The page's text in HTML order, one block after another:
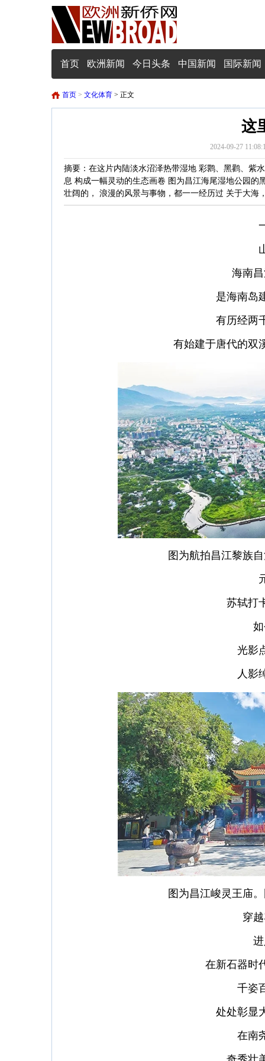
首页 欧洲新闻 今日头条 中国新闻 国际新闻
首页 > 文化体育 > 正文
这
2024-09-27
摘要：在这片内陆淡水沼泽热带湿地 彩鹮、黑鹳、
息 构成一幅灵动的生态画卷 图为昌江海尾湿地公园
壮阔的， 浪漫的风景与事物，都一一经历过 关于大
海南
是海南岛
有历经两
有始建于唐代的双
图为航拍昌江黎族
苏轼打
光影
人影
图为昌江峻灵王庙
穿
在新石器时
千姿
处处彰显
在南